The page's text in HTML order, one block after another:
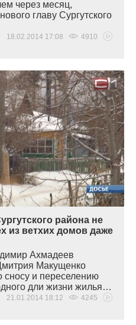
через месяц,
главу Сургутского
18.02.2014 17:08 4910
района не
из ветхих домов даже
Ахмадеев
Макущенко
и переселению
дли жизни жилья…
21.01.2014 18:12 4245